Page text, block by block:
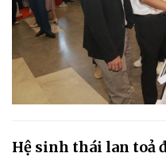
Hệ sinh thái lan toả